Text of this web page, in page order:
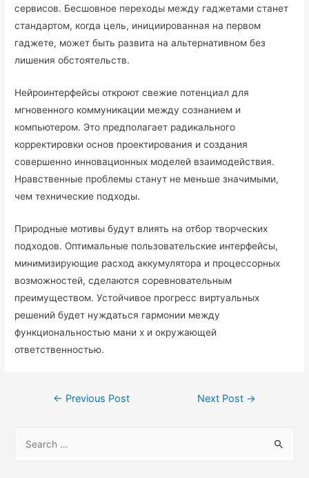
сервисов. Бесшовное переходы между гаджетами станет
стандартом, когда цель, инициированная на первом
гаджете, может быть развита на альтернативном без
лишения обстоятельств.
Нейроинтерфейсы откроют свежие потенциал для
мгновенного коммуникации между сознанием и
компьютером. Это предполагает радикального
корректировки основ проектирования и создания
совершенно инновационных моделей взаимодействия.
Нравственные проблемы станут не меньше значимыми,
чем технические подходы.
Природные мотивы будут влиять на отбор творческих
подходов. Оптимальные пользовательские интерфейсы,
минимизирующие расход аккумулятора и процессорных
возможностей, сделаются соревновательным
преимуществом. Устойчивое прогресс виртуальных
решений будет нуждаться гармонии между
функциональностью мани х и окружающей
ответственностью.
← Previous Post Next Post →